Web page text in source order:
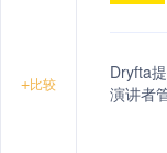
+比较
Dryfta
演讲者